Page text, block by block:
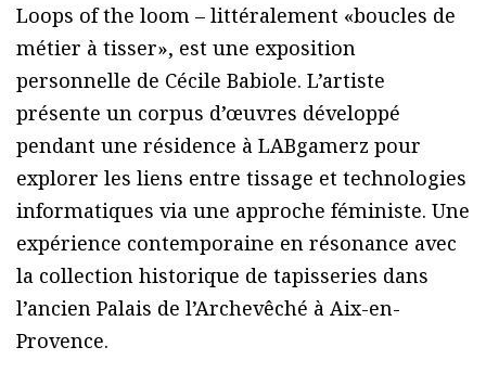
Loops of the loom – littéralement «boucles de
métier à tisser», est une exposition
personnelle de Cécile Babiole. L’artiste
présente un corpus d’œuvres développé
pendant une résidence à LABgamerz pour
explorer les liens entre tissage et technologies
informatiques via une approche féministe. Une
expérience contemporaine en résonance avec
la collection historique de tapisseries dans
l’ancien Palais de l’Archevêché à Aix-en-
Provence.